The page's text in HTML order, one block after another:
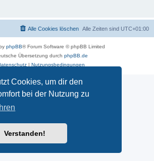
Cookies, um dir den
bei der Nutzung zu
Verstanden!
Alle Zeiten sind UTC+01:00
Alle Cookies löschen
phpBB® Forum Software © phpBB Limited
Übersetzung durch phpBB.de
| Nutzungsbedingungen